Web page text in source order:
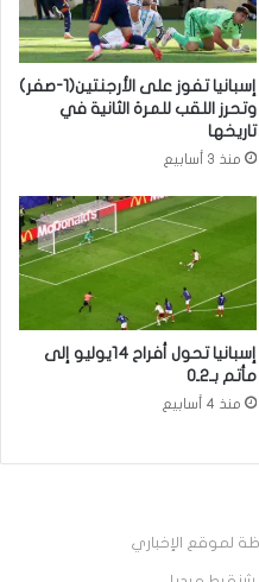
إسبانيا تفوز على الأرجنتين(1-صفر)
وتحرز اللقب للمرة الثانية في
تاريخها
منذ 3 أسابيع
إسبانيا تحول أفراح 14يوليو إلى
مأتم بـ2ـ0
منذ 4 أسابيع
لموقع الإخباري